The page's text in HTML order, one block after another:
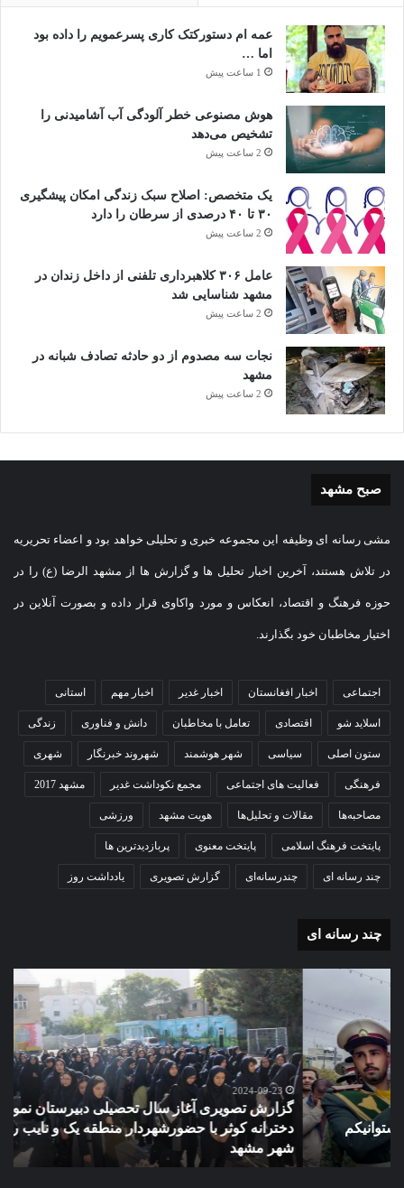
عمه ام دستورکتک کاری پسرعمویم را داده بود
اما …
1 ساعت پیش
هوش مصنوعی خطر آلودگی آب آشامیدنی را
تشخیص می‌دهد
2 ساعت پیش
یک متخصص: اصلاح سبک زندگی امکان پیشگیری
۳۰ تا ۴۰ درصدی از سرطان را دارد
2 ساعت پیش
عامل ۳۰۶ کلاهبرداری تلفنی از داخل زندان در
مشهد شناسایی شد
2 ساعت پیش
نجات سه مصدوم از دو حادثه تصادف شبانه در
مشهد
2 ساعت پیش
صبح مشهد
مشی رسانه ای وظیفه این مجموعه خبری و تحلیلی خواهد بود و اعضاء تحریریه
در تلاش هستند، آخرین اخبار تحلیل ها و گزارش ها از مشهد الرضا (ع) را در
حوزه فرهنگ و اقتصاد، انعکاس و مورد واکاوی قرار داده و بصورت آنلاین در
اختیار مخاطبان خود بگذارند.
اجتماعی اخبار افغانستان اخبار غدیر اخبار مهم استانی
اسلاید شو اقتصادی تعامل با مخاطبان دانش و فناوری زندگی
ستون اصلی سیاسی شهر هوشمند شهروند خبرنگار شهری
فرهنگی فعالیت های اجتماعی مجمع نکوداشت غدیر مشهد 2017
مصاحبه‌ها مقالات و تحلیل‌ها هویت مشهد ورزشی
پایتخت فرهنگ اسلامی پایتخت معنوی پربازدیدترین ها
چند رسانه ای چندرسانه‌ای گزارش تصویری یادداشت روز
چند رسانه ای
گزارش
سال
تحصیلی
دبیرستان
نمونه
دولتی
دخترانه
کوثر
با
2024-09-23
گزارش تصویری آغاز سال تحصیلی دبیرستان نمونه دولتی
دخترانه کوثر با حضورشهردار منطقه یک و نایب رئیس شورای
شهر مشهد